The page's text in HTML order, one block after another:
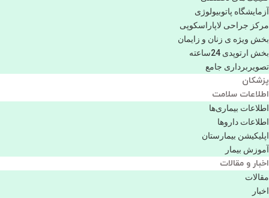
آزمایشگاه پاتوبیولوژی
مرکز جراحی لاپاراسکوپی
بخش ویژه ی زنان و زایمان
بخش ارتوپدی 24ساعته
تصویربرداری جامع
پزشكان
اطلاعات سلامت
اطلاعات بیماری‌ها
اطلاعات دارو‌ها
اپليكيشن بيمارستان
آموزش بیمار
اخبار و مقالات
مقالات
اخبار